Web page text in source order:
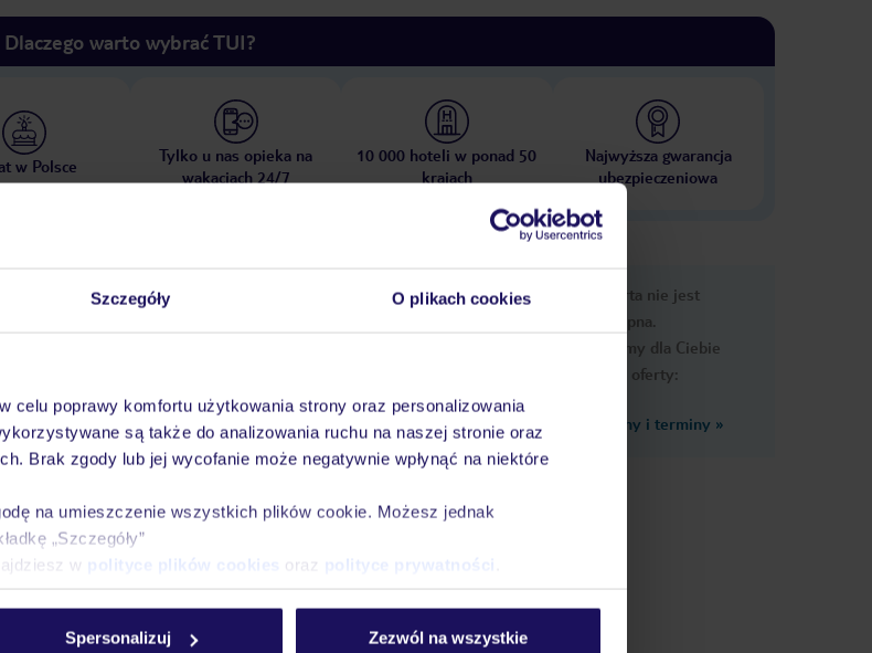
Szczegóły O plikach cookies
celu poprawy komfortu użytkowania strony oraz personalizowania
są także do analizowania ruchu na naszej stronie oraz
Brak zgody lub jej wycofanie może negatywnie wpłynąć na niektóre
na umieszczenie wszystkich plików cookie. Możesz jednak
„Szczegóły”
w polityce plików cookies oraz polityce prywatności
Spersonalizuj Zezwól na wszystkie
Dlaczego warto wybrać TUI?
w Polsce
Tylko u nas opieka na
wakacjach 24/7
10 000 hoteli w ponad 50
krajach
Najwyższa gwarancja
ubezpieczeniowa
Wyżywienie Ważne informacje
słonecznym dostępne są leżaki i parasole. W barze
napoje. Goście mają do wyboru różne opcje
i siłownię.
do: 12:00:00 Ogród: bezpłatny
Sejf
Ups, ta oferta nie jest
dostępna.
Przygotowaliśmy dla Ciebie
podobne oferty:
Zobacz inne ceny i terminy »